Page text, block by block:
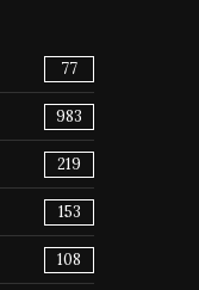
77
983
219
153
108